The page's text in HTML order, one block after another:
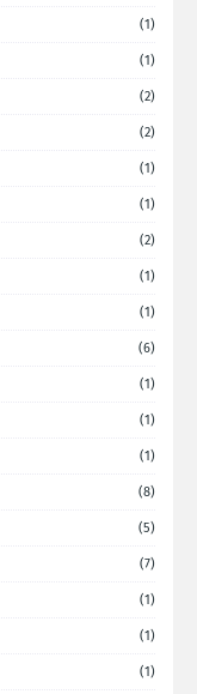
(1)
(1)
(2)
(2)
(1)
(1)
(2)
(1)
(1)
(6)
(1)
(1)
(1)
(8)
(5)
(7)
(1)
(1)
(1)